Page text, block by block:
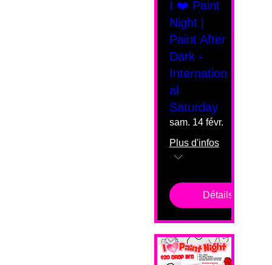
I ❤️ Paint
Night |
Paint After
Dark -
Internation
al
Saturday
sam. 14 févr.
Plus d'infos
Détails